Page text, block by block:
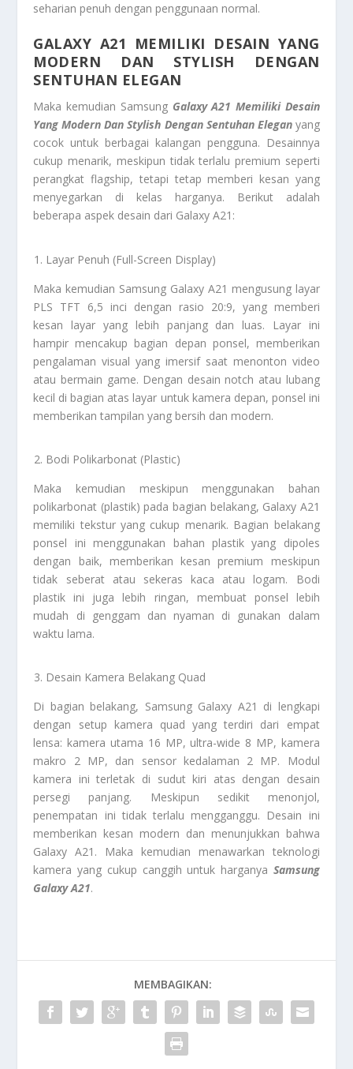
seharian penuh dengan penggunaan normal.
GALAXY A21 MEMILIKI DESAIN YANG
MODERN DAN STYLISH DENGAN
SENTUHAN ELEGAN
Maka kemudian Samsung Galaxy A21 Memiliki Desain
Yang Modern Dan Stylish Dengan Sentuhan Eleganyang
cocok untuk berbagai kalangan pengguna. Desainnya
cukup menarik, meskipun tidak terlalu premium seperti
perangkat flagship, tetapi tetap memberi kesan yang
menyegarkan di kelas harganya. Berikut adalah
beberapa aspek desain dari Galaxy A21:
Layar Penuh (Full-Screen Display)
Maka kemudian Samsung Galaxy A21 mengusung layar
PLS TFT 6,5 inci dengan rasio 20:9, yang memberi
kesan layar yang lebih panjang dan luas. Layar ini
hampir mencakup bagian depan ponsel, memberikan
pengalaman visual yang imersif saat menonton video
atau bermain game. Dengan desain notch atau lubang
kecil di bagian atas layar untuk kamera depan, ponsel ini
memberikan tampilan yang bersih dan modern.
Bodi Polikarbonat (Plastic)
Maka kemudian meskipun menggunakan bahan
polikarbonat (plastik) pada bagian belakang, Galaxy A21
memiliki tekstur yang cukup menarik. Bagian belakang
ponsel ini menggunakan bahan plastik yang dipoles
dengan baik, memberikan kesan premium meskipun
tidak seberat atau sekeras kaca atau logam. Bodi
plastik ini juga lebih ringan, membuat ponsel lebih
mudah di genggam dan nyaman di gunakan dalam
waktu lama.
Desain Kamera Belakang Quad
Di bagian belakang, Samsung Galaxy A21 di lengkapi
dengan setup kamera quad yang terdiri dari empat
lensa: kamera utama 16 MP, ultra-wide 8 MP, kamera
makro 2 MP, dan sensor kedalaman 2 MP. Modul
kamera ini terletak di sudut kiri atas dengan desain
persegi panjang. Meskipun sedikit menonjol,
penempatan ini tidak terlalu mengganggu. Desain ini
memberikan kesan modern dan menunjukkan bahwa
Galaxy A21. Maka kemudian menawarkan teknologi
kamera yang cukup canggih untuk harganya Samsung
Galaxy A21.
MEMBAGIKAN: